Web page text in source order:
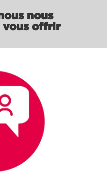
nous
vous offrir